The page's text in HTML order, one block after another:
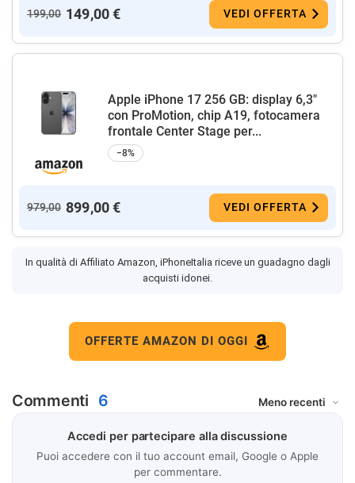
199,00 149,00 € VEDI OFFERTA
Apple iPhone 17 256 GB: display 6,3"
con ProMotion, chip A19, fotocamera
frontale Center Stage per...
−8%
979,00 899,00 € VEDI OFFERTA
In qualità di Affiliato Amazon, iPhoneItalia riceve un guadagno dagli
acquisti idonei.
OFFERTE AMAZON DI OGGI
Commenti 6
Accedi per partecipare alla discussione
Puoi accedere con il tuo account email, Google o Apple
per commentare.